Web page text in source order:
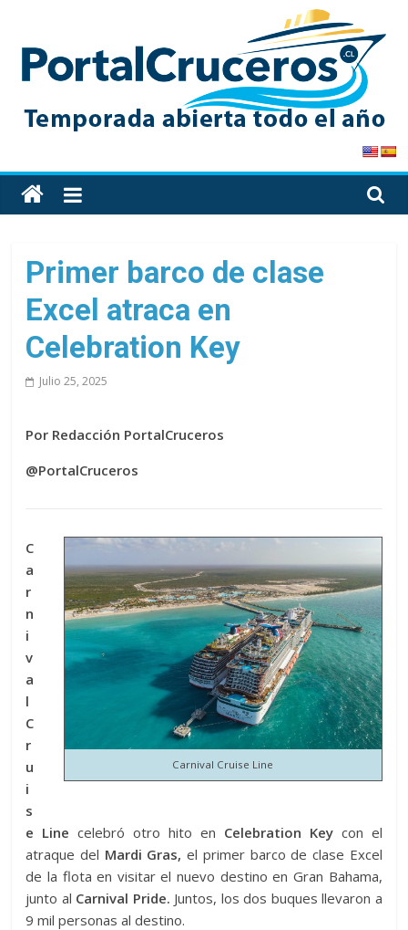
content
PortalCruceros
Toda
la
de
cruceros
en
un
solo
Primer barco de clase
Excel atraca en
Celebration Key
Julio 25, 2025
Por Redacción PortalCruceros
@PortalCruceros
Carnival Cruise Line
C
a
r
n
i
v
a
l
C
r
u
i
s
e Line celebró otro hito en Celebration Keycon el
atraque del Mardi Gras, el primer barco de clase Excel
de la flota en visitar el nuevo destino en Gran Bahama,
junto al Carnival Pride. Juntos, los dos buques llevaron a
9 mil personas al destino.